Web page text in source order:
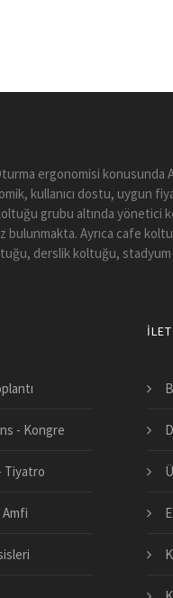
ergonomisi konusunda
kullanıcı dostu, uygun
grubu altında yönetici
Ayrıca cafe
derslik koltuğu,
- Kongre
Tiyatro